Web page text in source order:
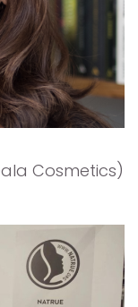
Cosmetics)